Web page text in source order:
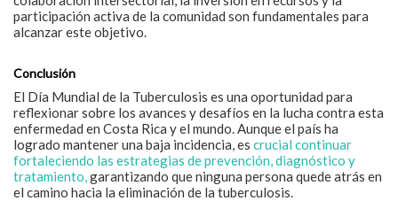
participación activa de la comunidad son fundamentales para
alcanzar este objetivo.
Conclusión
El Día Mundial de la Tuberculosis es una oportunidad para
reflexionar sobre los avances y desafíos en la lucha contra esta
enfermedad en Costa Rica y el mundo.Aunque el país ha
logrado mantener una baja incidencia, es crucial continuar
fortaleciendo las estrategias de prevención, diagnóstico y
tratamiento,garantizando que ninguna persona quede atrás en
el camino hacia la eliminación de la tuberculosis.